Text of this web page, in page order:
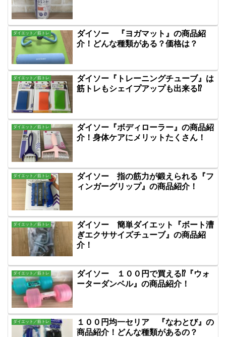
ダイエット／筋トレ
ダイソー 『ヨガマット』の商品紹
介！どんな種類がある？価格は？
ダイエット／筋トレ
ダイソー『トレーニングチューブ』は
筋トレもシェイプアップも出来る⁉
ダイエット／筋トレ
ダイソー『ボディローラー』の商品紹
介！身体ケアにメリットたくさん！
ダイエット／筋トレ
ダイソー 指の筋力が鍛えられる『フ
ィンガーグリップ』の商品紹介！
ダイエット／筋トレ
ダイソー 簡単ダイエット『ボート漕
ぎエクササイズチューブ』の商品紹
介！
ダイエット／筋トレ
ダイソー １００円で買える⁉『ウォ
ーターダンベル』の商品紹介！
ダイエット／筋トレ
１００円均一セリア 『なわとび』の
商品紹介！どんな種類があるの？